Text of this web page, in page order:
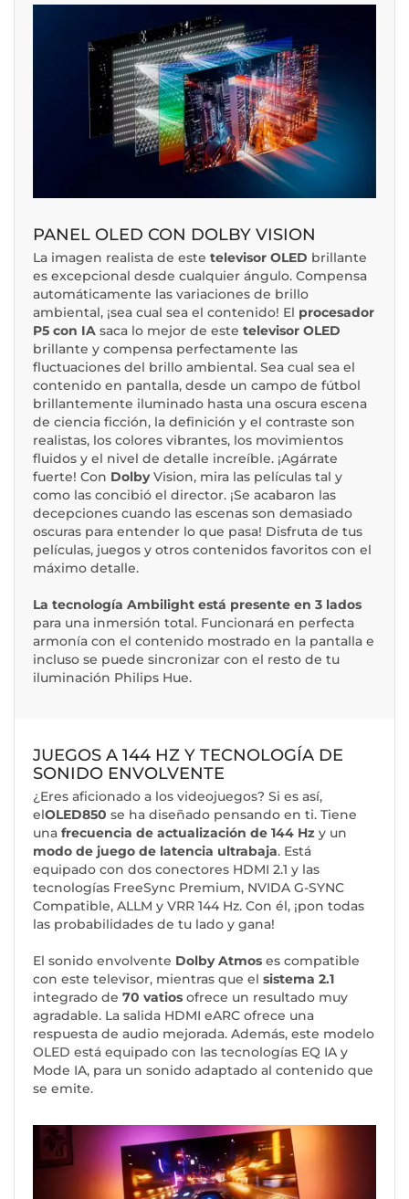
PANEL OLED CON DOLBY VISION
La imagen realista de este televisor OLED brillante
es excepcional desde cualquier ángulo. Compensa
automáticamente las variaciones de brillo
ambiental, ¡sea cual sea el contenido! El procesador
P5 con IA saca lo mejor de este televisor OLED
brillante y compensa perfectamente las
fluctuaciones del brillo ambiental. Sea cual sea el
contenido en pantalla, desde un campo de fútbol
brillantemente iluminado hasta una oscura escena
de ciencia ficción, la definición y el contraste son
realistas, los colores vibrantes, los movimientos
fluidos y el nivel de detalle increíble. ¡Agárrate
fuerte! Con DolbyVision, mira las películas tal y
como las concibió el director. ¡Se acabaron las
decepciones cuando las escenas son demasiado
oscuras para entender lo que pasa! Disfruta de tus
películas, juegos y otros contenidos favoritos con el
máximo detalle.
La tecnología Ambilight está presente en 3 lados
para una inmersión total. Funcionará en perfecta
armonía con el contenido mostrado en la pantalla e
incluso se puede sincronizar con el resto de tu
iluminación Philips Hue.
JUEGOS A 144 HZ Y TECNOLOGÍA DE
SONIDO ENVOLVENTE
¿Eres aficionado a los videojuegos? Si es así,
elOLED850 se ha diseñado pensando en ti. Tiene
una frecuencia de actualización de 144 Hz y un
modo de juego de latencia ultrabaja. Está
equipado con dos conectores HDMI 2.1 y las
tecnologías FreeSync Premium, NVIDA G-SYNC
Compatible, ALLM y VRR 144 Hz. Con él, ¡pon todas
las probabilidades de tu lado y gana!
El sonido envolvente Dolby Atmos es compatible
con este televisor, mientras que el sistema 2.1
integrado de 70 vatios ofrece un resultado muy
agradable. La salida HDMI eARC ofrece una
respuesta de audio mejorada. Además, este modelo
OLED está equipado con las tecnologías EQ IA y
Mode IA, para un sonido adaptado al contenido que
se emite.